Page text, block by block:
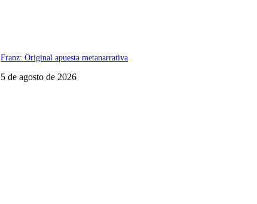
Franz: Original apuesta metanarrativa
5 de agosto de 2026